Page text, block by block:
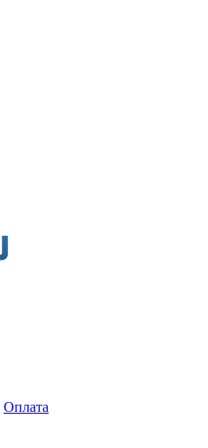
Оплата